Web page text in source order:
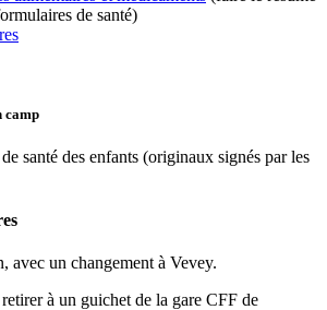
de santé)
camp
santé des enfants (originaux signés par les
avec un changement à Vevey.
à un guichet de la gare CFF de